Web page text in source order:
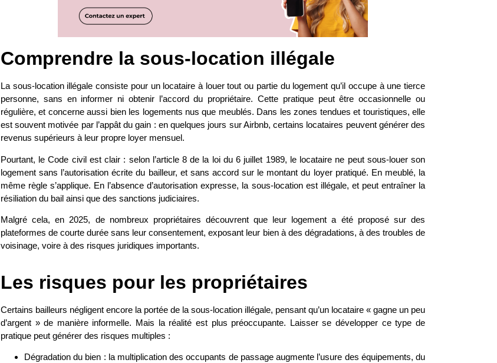
Comprendre la sous-location illégale
La sous-location illégale consiste pour un locataire à louer tout ou partie du logement qu’il occupe à une tierce
personne, sans en informer ni obtenir l’accord du propriétaire. Cette pratique peut être occasionnelle ou
régulière, et concerne aussi bien les logements nus que meublés. Dans les zones tendues et touristiques, elle
est souvent motivée par l’appât du gain : en quelques jours sur Airbnb, certains locataires peuvent générer des
revenus supérieurs à leur propre loyer mensuel.
Pourtant, le Code civil est clair : selon l’article 8 de la loi du 6 juillet 1989, le locataire ne peut sous-louer son
logement sans l’autorisation écrite du bailleur, et sans accord sur le montant du loyer pratiqué. En meublé, la
même règle s’applique. En l’absence d’autorisation expresse, la sous-location est illégale, et peut entraîner la
résiliation du bail ainsi que des sanctions judiciaires.
Malgré cela, en 2025, de nombreux propriétaires découvrent que leur logement a été proposé sur des
plateformes de courte durée sans leur consentement, exposant leur bien à des dégradations, à des troubles de
voisinage, voire à des risques juridiques importants.
Les risques pour les propriétaires
Certains bailleurs négligent encore la portée de la sous-location illégale, pensant qu’un locataire « gagne un peu
d’argent » de manière informelle. Mais la réalité est plus préoccupante. Laisser se développer ce type de
pratique peut générer des risques multiples :
Dégradation du bien : la multiplication des occupants de passage augmente l’usure des équipements, du